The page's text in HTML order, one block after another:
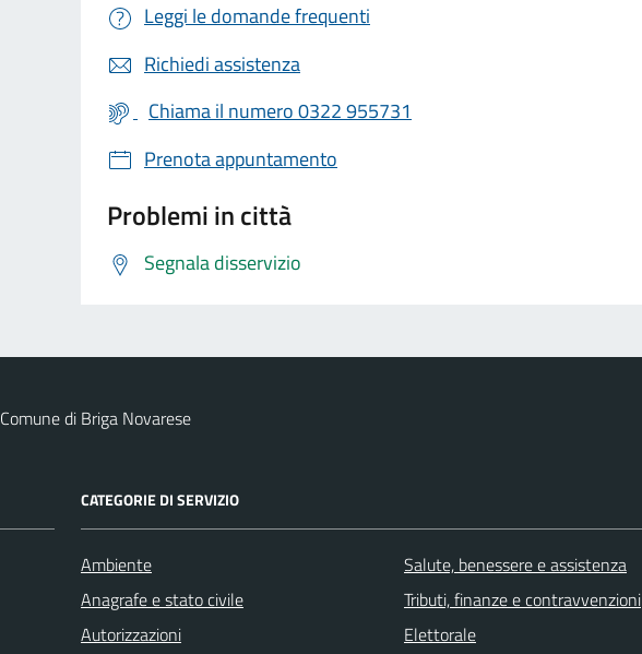
Leggi le domande frequenti
Richiedi assistenza
Chiama il numero 0322 955731
Prenota appuntamento
Problemi in città
Segnala disservizio
Comune di Briga Novarese
CATEGORIE DI SERVIZIO
Ambiente
Anagrafe e stato civile
Autorizzazioni
Salute, benessere e assistenza
Tributi, finanze e contravvenzioni
Elettorale